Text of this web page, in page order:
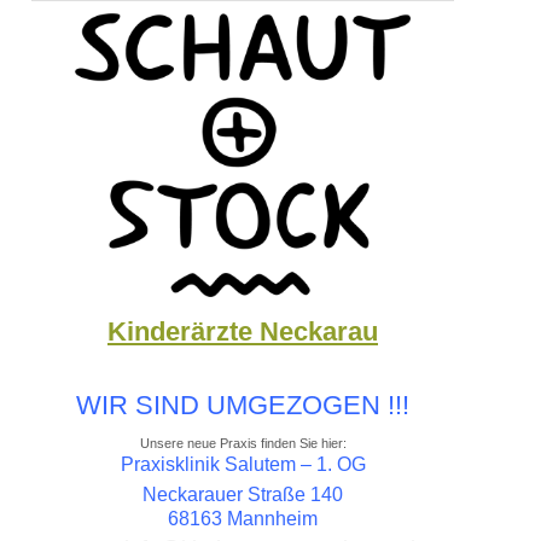
Kinderärzte Neckarau
WIR SIND UMGEZOGEN !!!
Unsere neue Praxis finden Sie hier:
Praxisklinik Salutem – 1. OG
Neckarauer Straße 140
68163 Mannheim